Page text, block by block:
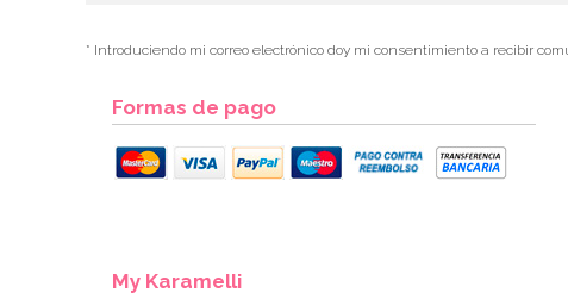
* Introduciendo mi correo electrónico doy mi consentimiento a recibir
Formas de pago
My Karamelli